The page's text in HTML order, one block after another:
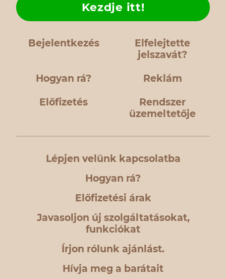
Bejelentkezés
Elfelejtette
jelszavát?
Hogyan rá?
Kezdje itt!
Reklám
Előfizetés
Rendszer
üzemeltetője
Lépjen velünk kapcsolatba
Hogyan rá?
Előfizetési árak
Javasoljon új szolgáltatásokat,
funkciókat
Írjon rólunk ajánlást.
Hívja meg a barátait